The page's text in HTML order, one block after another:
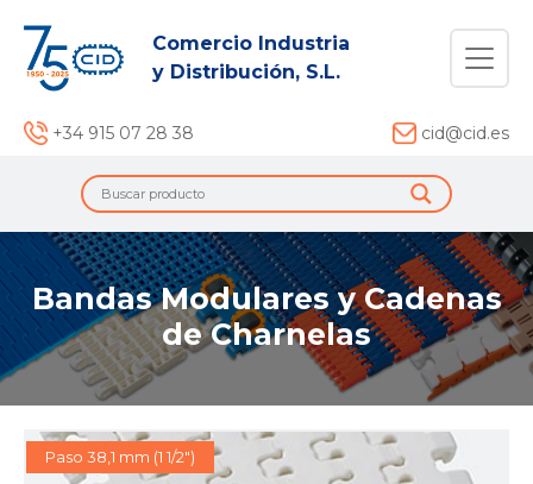
Comercio Industria
y Distribución, S.L.
+34 915 07 28 38 cid@cid.es
Bandas Modulares y Cadenas
de Charnelas
Paso 38,1 mm (1 1/2")